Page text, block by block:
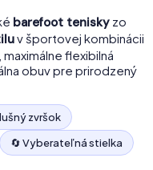
barefoot tenisky zo
v športovej kombinácii
flexibilná
obuv pre prirodzený
zvršok
🔄 Vyberateľná stielka